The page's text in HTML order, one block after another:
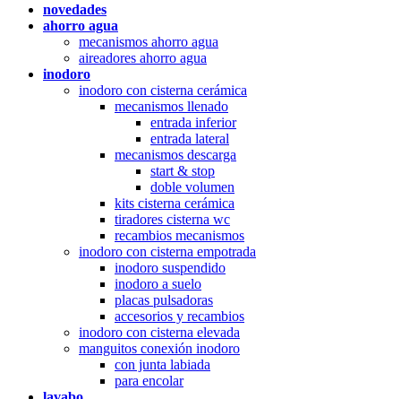
novedades
ahorro agua
mecanismos ahorro agua
aireadores ahorro agua
inodoro
inodoro con cisterna cerámica
mecanismos llenado
entrada inferior
entrada lateral
mecanismos descarga
start & stop
doble volumen
kits cisterna cerámica
tiradores cisterna wc
recambios mecanismos
inodoro con cisterna empotrada
inodoro suspendido
inodoro a suelo
placas pulsadoras
accesorios y recambios
inodoro con cisterna elevada
manguitos conexión inodoro
con junta labiada
para encolar